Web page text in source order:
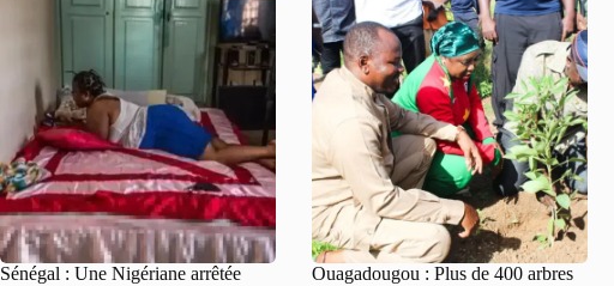
Sénégal : Une Nigériane arrêtée
Ouagadougou : Plus de 400 arbres